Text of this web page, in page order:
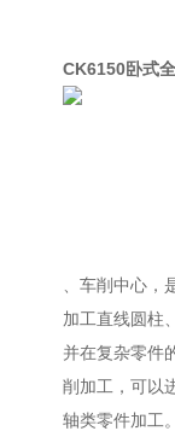
CK6150卧式
、车削中心
加工直线圆柱
并在复杂零件
削加工，可以
轴类零件加工